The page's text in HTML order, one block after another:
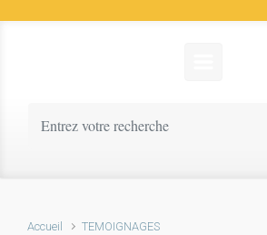
Accueil
TEMOIGNAGES